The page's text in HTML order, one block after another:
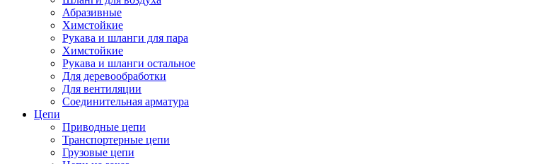
Абразивные
Химстойкие
Рукава и шланги для пара
Химстойкие
Рукава и шланги остальное
Для деревообработки
Для вентиляции
Соединительная арматура
Цепи
Приводные цепи
Транспортерные цепи
Грузовые цепи